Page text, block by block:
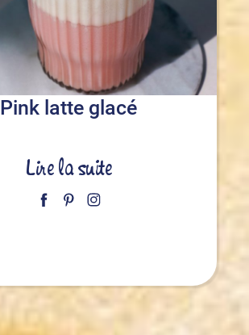
Pink latte glacé
Lire la suite